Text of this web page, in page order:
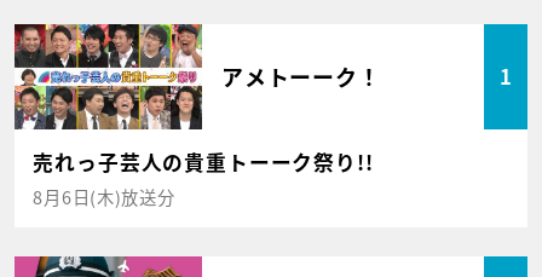
アメトーーク！ 1
売れっ子芸人の貴重トーーク祭り!!
8月6日(木)放送分